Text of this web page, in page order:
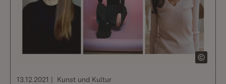
13.12.2021 Kunst und Kultur